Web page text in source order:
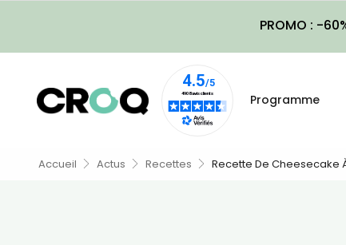
PROMO : -
Programme
Accueil Actus Recettes Recette De Cheesecake